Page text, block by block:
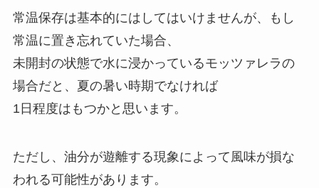
常温保存は基本的にはしてはいけませんが、もし
常温に置き忘れていた場合、
未開封の状態で水に浸かっているモッツァレラの
場合だと、夏の暑い時期でなければ
1日程度はもつかと思います。
ただし、油分が遊離する現象によって風味が損な
われる可能性があります。